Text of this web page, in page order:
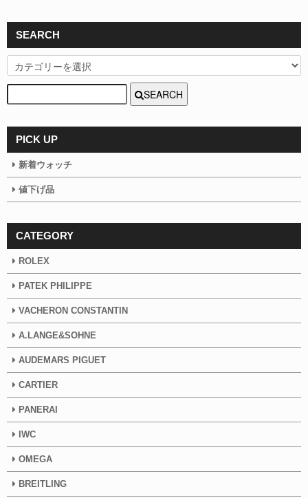
SEARCH
SEARCH
PICK UP
新着ウォッチ
値下げ品
CATEGORY
ROLEX
PATEK PHILIPPE
VACHERON CONSTANTIN
A.LANGE&SOHNE
AUDEMARS PIGUET
CARTIER
PANERAI
IWC
OMEGA
BREITLING